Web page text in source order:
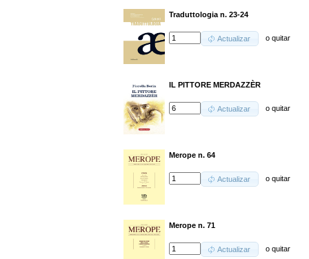
Traduttologia n. 23-24
Actualizar oquitar
IL PITTORE MERDAZZÈR
Actualizar oquitar
Merope n. 64
Actualizar oquitar
Merope n. 71
Actualizar oquitar